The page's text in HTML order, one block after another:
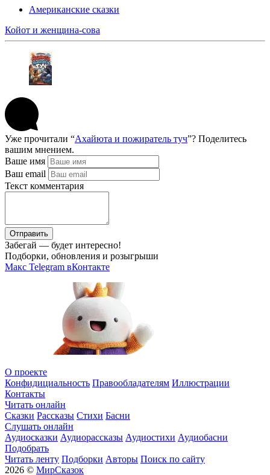
Американские сказки
Койот и женщина-сова
Уже прочитали “Ахайюта и пожиратель туч”? Поделитесь
вашим мнением.
Ваше имя
Ваш email
Текст комментария
Отправить
Забегай — будет интересно!
Подборки, обновления и розыгрыши
Макс Telegram вКонтакте
О проекте
Конфидициальность Правообладателям Иллюстрации
Контакты
Читать онлайн
Сказки Рассказы Стихи Басни
Слушать онлайн
Аудиосказки Аудиорассказы Аудиостихи Аудиобасни
Подобрать
Читать ленту Подборки Авторы Поиск по сайту
2026 © МирСказок